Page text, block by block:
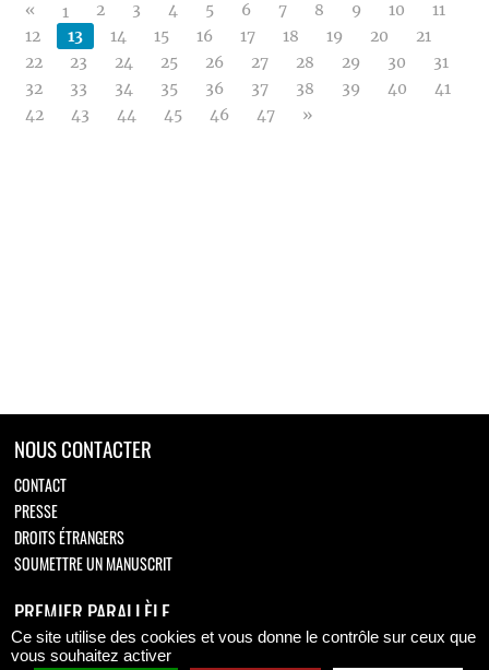
« 1 2 3 4 5 6 7 8 9 10
11
12
13 14 15 16 17 18 19 20
21
22
23 24 25 26 27 28 29 30
31
32
33 34 35 36 37 38 39 40
41
42
43 44 45 46 47 »
NOUS CONTACTER
CONTACT
PRESSE
DROITS ÉTRANGERS
SOUMETTRE UN MANUSCRIT
PREMIER PARALLÈLE
Retrouvez-nous sur
Ce site utilise des cookies et vous donne le contrôle sur ceux que
vous souhaitez activer